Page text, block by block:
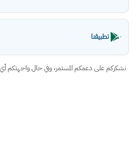
تطبيقنا
نشكركم على دعمكم المستمر، وفي حال واجهتكم أي